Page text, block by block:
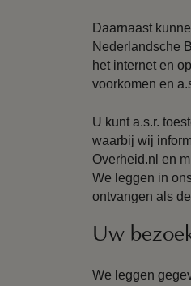
Daarnaast
Nederlandsche
het internet en
voorkomen en
U kunt a.s.r.
waarbij wij
Overheid.nl en
We leggen in
ontvangen als
Uw
We leggen